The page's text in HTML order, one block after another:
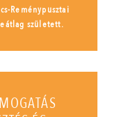
Reménypusztai
született.